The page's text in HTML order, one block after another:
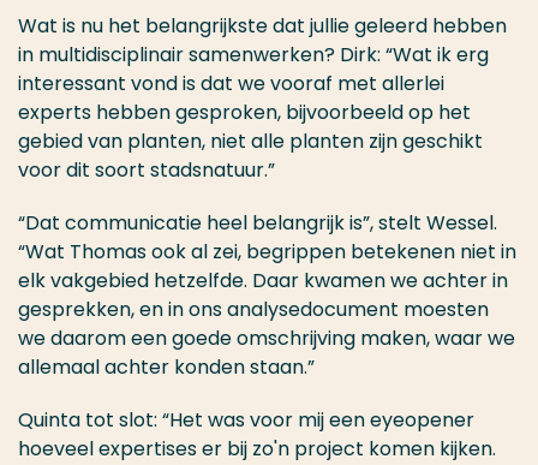
Wat is nu het belangrijkste dat jullie geleerd hebben
in multidisciplinair samenwerken? Dirk: “Wat ik erg
interessant vond is dat we vooraf met allerlei
experts hebben gesproken, bijvoorbeeld op het
gebied van planten, niet alle planten zijn geschikt
voor dit soort stadsnatuur.”
“Dat communicatie heel belangrijk is”, stelt Wessel.
“Wat Thomas ook al zei, begrippen betekenen niet in
elk vakgebied hetzelfde. Daar kwamen we achter in
gesprekken, en in ons analysedocument moesten
we daarom een goede omschrijving maken, waar we
allemaal achter konden staan.”
Quinta tot slot: “Het was voor mij een eyeopener
hoeveel expertises er bij zo'n project komen kijken.